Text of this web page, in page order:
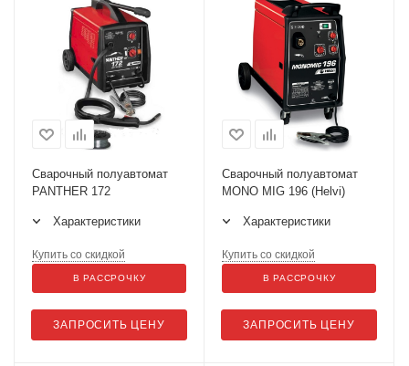
Сварочный полуавтомат
PANTHER 172
Характеристики
ЗАПРОСИТЬ ЦЕНУ
Купить со скидкой
В РАССРОЧКУ
Сварочный полуавтомат
MONO MIG 196 (Helvi)
Характеристики
ЗАПРОСИТЬ ЦЕНУ
Купить со скидкой
В РАССРОЧКУ